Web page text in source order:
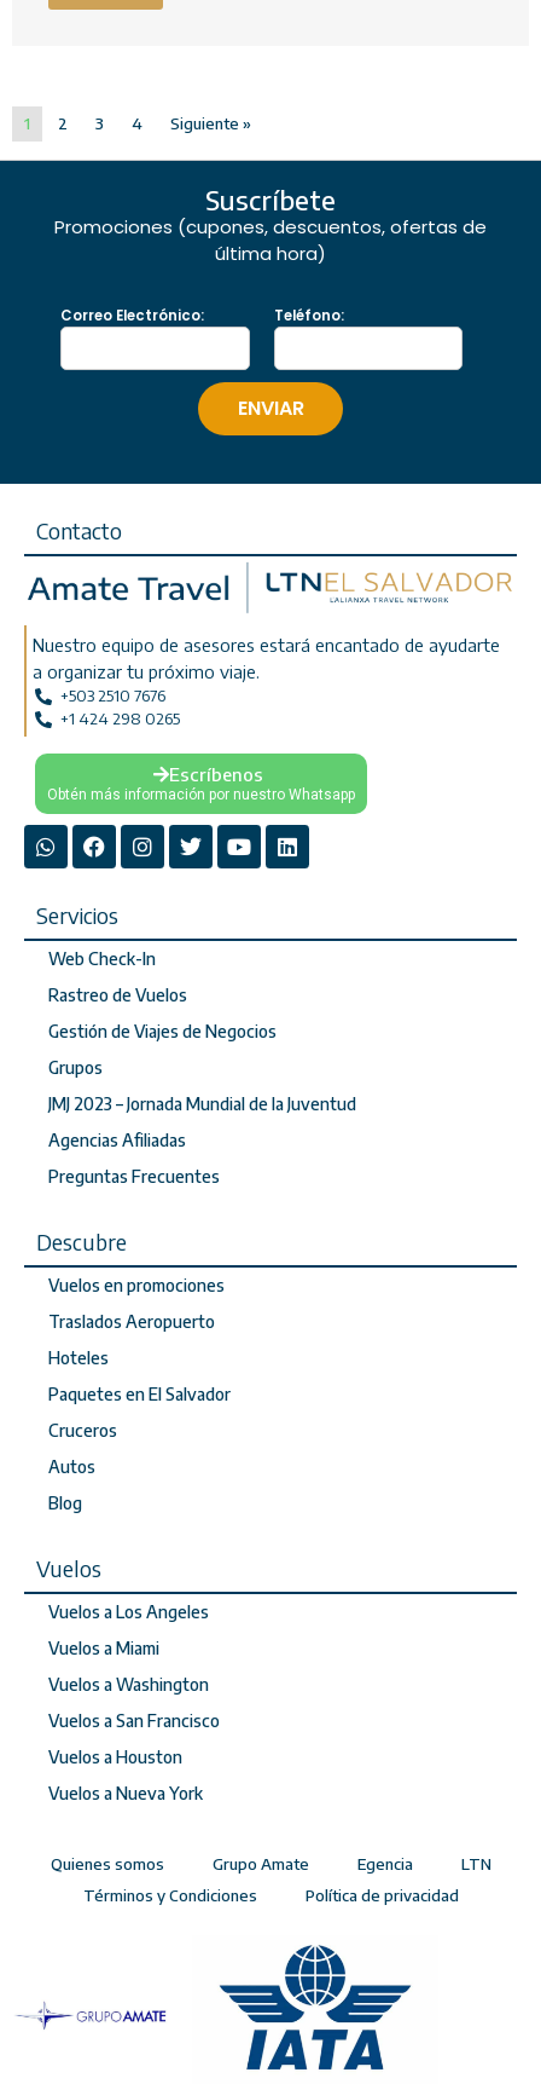
1 2 3 4 Siguiente »
Suscríbete
Promociones (cupones, descuentos, ofertas de
última hora)
Correo Electrónico: Teléfono:
Contacto
Nuestro equipo de asesores estará encantado de ayudarte
a organizar tu próximo viaje.
+503 2510 7676
+1 424 298 0265
Escríbenos
Obtén más información por nuestro Whatsapp
Servicios
Web Check-In
Rastreo de Vuelos
Gestión de Viajes de Negocios
Grupos
JMJ 2023 – Jornada Mundial de la Juventud
Agencias Afiliadas
Preguntas Frecuentes
Descubre
Vuelos en promociones
Traslados Aeropuerto
Hoteles
Paquetes en El Salvador
Cruceros
Autos
Blog
Vuelos
Vuelos a Los Angeles
Vuelos a Miami
Vuelos a Washington
Vuelos a San Francisco
Vuelos a Houston
Vuelos a Nueva York
Quienes somos Grupo Amate Egencia
LTN
Términos y Condiciones
Política de privacidad